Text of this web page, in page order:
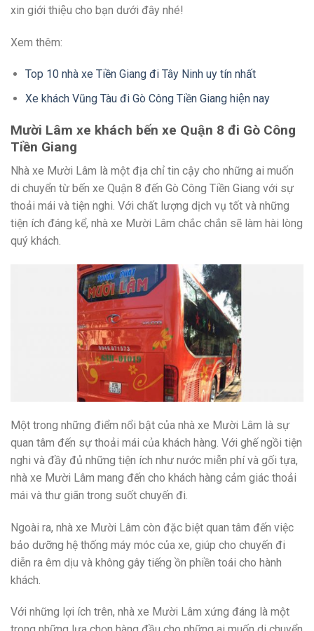
xin giới thiệu cho bạn dưới đây nhé!
Xem thêm:
Top 10 nhà xe Tiền Giang đi Tây Ninh uy tín nhất
Xe khách Vũng Tàu đi Gò Công Tiền Giang hiện nay
Mười Lâm xe khách bến xe Quận 8 đi Gò Công
Tiền Giang
Nhà xe Mười Lâm là một địa chỉ tin cậy cho những ai muốn
di chuyển từ bến xe Quận 8 đến Gò Công Tiền Giang với sự
thoải mái và tiện nghi. Với chất lượng dịch vụ tốt và những
tiện ích đáng kể, nhà xe Mười Lâm chắc chắn sẽ làm hài lòng
quý khách.
Một trong những điểm nổi bật của nhà xe Mười Lâm là sự
quan tâm đến sự thoải mái của khách hàng. Với ghế ngồi tiện
nghi và đầy đủ những tiện ích như nước miễn phí và gối tựa,
nhà xe Mười Lâm mang đến cho khách hàng cảm giác thoải
mái và thư giãn trong suốt chuyến đi.
Ngoài ra, nhà xe Mười Lâm còn đặc biệt quan tâm đến việc
bảo dưỡng hệ thống máy móc của xe, giúp cho chuyến đi
diễn ra êm dịu và không gây tiếng ồn phiền toái cho hành
khách.
Với những lợi ích trên, nhà xe Mười Lâm xứng đáng là một